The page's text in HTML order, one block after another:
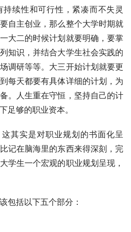
续性和可行性，紧凑而不失灵
自主创业，那么整个大学时期就
大二的时候计划就要明确，要掌
知识，并结合大学生社会实践的
调研等等。大三开始计划就要更
每天都要有具体详细的计划，为
。人生重在守恒，坚持自己的计
足够的职业资本。
其实是对职业规划的书面化呈
记在脑海里的东西来得深刻，完
学生一个宏观的职业规划呈现，
包括以下五个部分：